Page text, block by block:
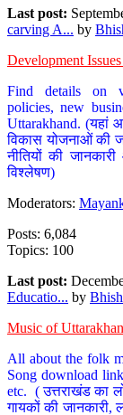
Last post:
carving A... by
Development
Find details on
policies, new
Uttarakhand. (यहां
विकास योजनाओं की
नीतियों की
विश्लेषण)
Moderators:
Posts: 6,084
Topics: 100
Last post:
Educatio... by
Music of
All about the folk
Song download
etc. ( उत्तराखंड का
गायकों की जानकारी,